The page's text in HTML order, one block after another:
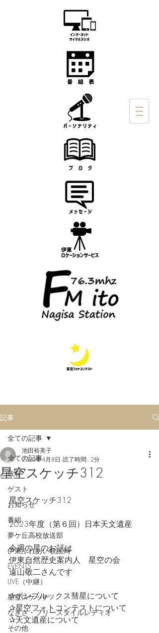
記事
全ての記事
取材
ゲスト
お知らせ
番組
夢ケ丘高校放送部
伊東ふれあい歌謡局
EVENTS
LIVE（中継）
星空スケッチ
なぎさ・フリースタイルレディオ
その他
全ての記事
星空スケッチ312
池田裕美子
2024年4月8日 読了時間: 2分
星空スケッチ312
2023年度（第６回）日本天文遺産
今週の星のお話は
伊東自然歴史案内人　星空の会
遠山敬二さんです
✰ポンブルックス彗星について
✰星空フォトコンテストについて
✰天文遺産について